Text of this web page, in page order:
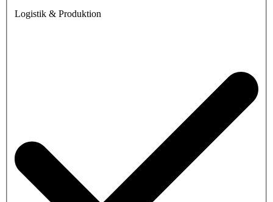
Logistik & Produktion